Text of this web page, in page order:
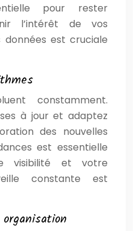
pour rester
l’intérêt de vos
données est cruciale
constamment.
à jour et adaptez
des nouvelles
est essentielle
visibilité et votre
constante est